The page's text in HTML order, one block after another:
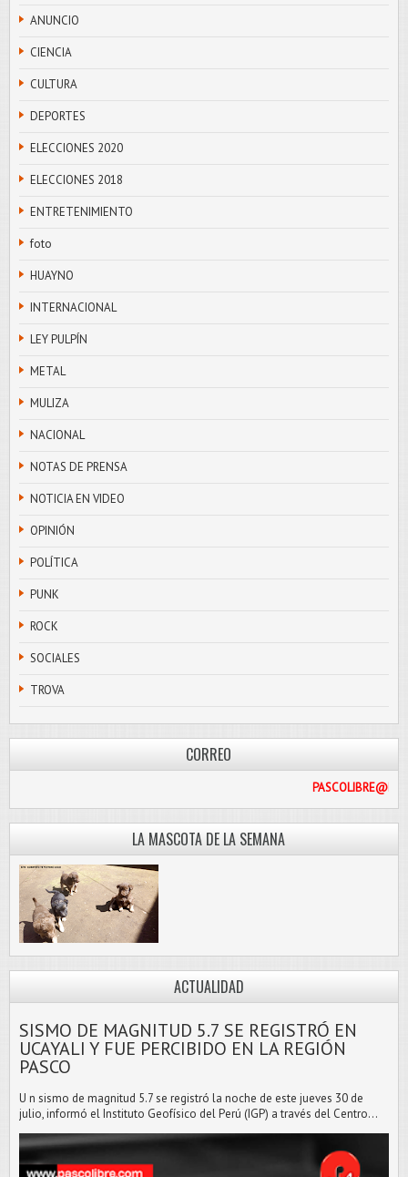
ANUNCIO
CIENCIA
CULTURA
DEPORTES
ELECCIONES 2020
ELECCIONES 2018
ENTRETENIMIENTO
foto
HUAYNO
INTERNACIONAL
LEY PULPÍN
METAL
MULIZA
NACIONAL
NOTAS DE PRENSA
NOTICIA EN VIDEO
OPINIÓN
POLÍTICA
PUNK
ROCK
SOCIALES
TROVA
CORREO
LA MASCOTA DE LA SEMANA
ACTUALIDAD
SISMO DE MAGNITUD 5.7 SE REGISTRÓ EN
UCAYALI Y FUE PERCIBIDO EN LA REGIÓN
PASCO
U n sismo de magnitud 5.7 se registró la noche de este jueves 30 de
julio, informó el Instituto Geofísico del Perú (IGP) a través del Centro...